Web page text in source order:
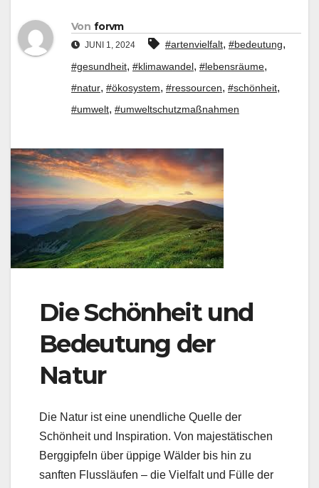
Von forvm
JUNI 1, 2024 #artenvielfalt, #bedeutung,
#gesundheit, #klimawandel, #lebensräume,
#natur, #ökosystem, #ressourcen, #schönheit,
#umwelt, #umweltschutzmaßnahmen
Die Schönheit und
Bedeutung der
Natur
Die Natur ist eine unendliche Quelle der
Schönheit und Inspiration. Von majestätischen
Berggipfeln über üppige Wälder bis hin zu
sanften Flussläufen – die Vielfalt und Fülle der